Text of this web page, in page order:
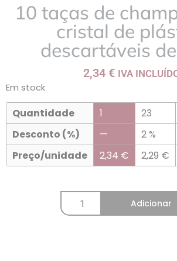
10 taças de
cristal de
descartáveis
2,34 € IVA
Em stock
Quantidade
Desconto (%)
Preço/unidade
1
—
2,34 €
23
2 %
2,29 €
Adicionar